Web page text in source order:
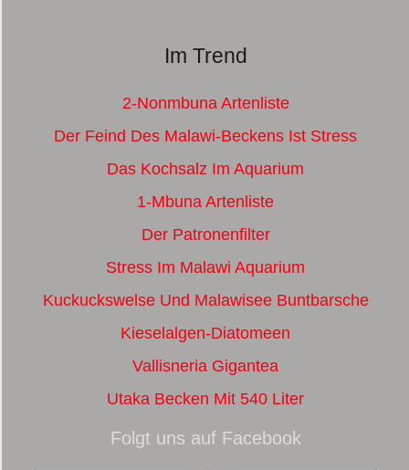
Im Trend
2-Nonmbuna Artenliste
Der Feind Des Malawi-Beckens Ist Stress
Das Kochsalz Im Aquarium
1-Mbuna Artenliste
Der Patronenfilter
Stress Im Malawi Aquarium
Kuckuckswelse Und Malawisee Buntbarsche
Kieselalgen-Diatomeen
Vallisneria Gigantea
Utaka Becken Mit 540 Liter
Folgt uns auf Facebook